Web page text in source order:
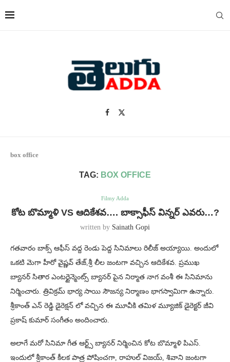
box office
TAG: BOX OFFICE
Filmy Adda
కోట బొమ్మాళి VS ఆదికేశవ…. బాక్సాఫీస్ విన్నర్ ఎవరు…?
written by Sainath Gopi
గతవారం బాక్స్ ఆఫీస్ వద్ద రెండు పెద్ద సినిమాలు రిలీజ్ అయ్యాయి. అందులో
ఒకటి మెగా హీరో వైష్ణవ్ తేజ్,శ్రీ లీల జంటగా వచ్చిన ఆదికేశవ. ప్రముఖ
బ్యానర్ సితార ఎంటర్టైన్మెంట్స్ బ్యానర్ పైన నిర్మాత నాగ వంశీ ఈ సినిమాను
నిర్మించారు. త్రివిక్రమ్ భార్య సాయి సౌజన్య నిర్మాణం భాగస్వామిగా ఉన్నారు.
శ్రీకాంత్ ఎన్ రెడ్డి డైరెక్షన్ లో వచ్చిన ఈ మూవీకి తమిళ మ్యూజిక్ డైరెక్టర్ జీవి
ప్రకాష్ కుమార్ సంగీతం అందించారు.
అలాగే మరో సినిమా గీత ఆర్ట్స్ బ్యానర్ నిర్మించిన కోట బొమ్మాళి పిఎస్.
ఇందులో శ్రీకాంత్ కీలక పాత్ర పోషించగా, రాహుల్ విజయ్, శివాని జంటగా